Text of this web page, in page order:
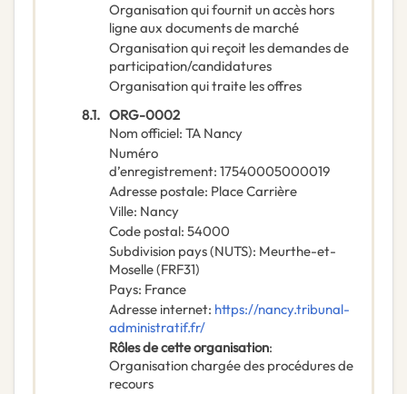
Organisation qui fournit un accès hors
ligne aux documents de marché
Organisation qui reçoit les demandes de
participation/candidatures
Organisation qui traite les offres
8.1. ORG-0002
Nom officiel: TA Nancy
Numéro
d’enregistrement: 17540005000019
Adresse postale: Place Carrière
Ville: Nancy
Code postal: 54000
Subdivision pays (NUTS): Meurthe-et-
Moselle(FRF31)
Pays: France
Adresse internet: https://nancy.tribunal-
administratif.fr/
Rôles de cette organisation:
Organisation chargée des procédures de
recours